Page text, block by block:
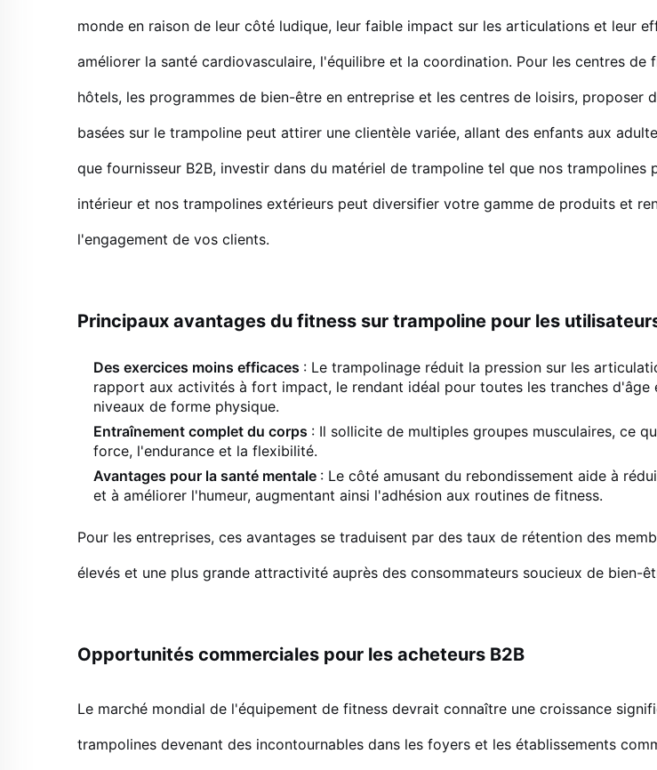
monde en raison de leur côté ludique, leur faible impact sur les articulations et leur
améliorer la santé cardiovasculaire, l'équilibre et la coordination. Pour les centres de
hôtels, les programmes de bien-être en entreprise et les centres de loisirs, proposer
basées sur le trampoline peut attirer une clientèle variée, allant des enfants aux
que fournisseur B2B, investir dans du matériel de trampoline tel que nos trampolines
intérieur et nos trampolines extérieurs peut diversifier votre gamme de produits et
l'engagement de vos clients.
Principaux avantages du fitness sur trampoline pour les
Des exercices moins efficaces : Le trampolinage réduit la pression sur les
rapport aux activités à fort impact, le rendant idéal pour toutes les tranches d'âge
niveaux de forme physique.
Entraînement complet du corps : Il sollicite de multiples groupes musculaires, ce
force, l'endurance et la flexibilité.
Avantages pour la santé mentale : Le côté amusant du rebondissement aide à
et à améliorer l'humeur, augmentant ainsi l'adhésion aux routines de fitness.
Pour les entreprises, ces avantages se traduisent par des taux de rétention des
élevés et une plus grande attractivité auprès des consommateurs soucieux de bien-
Opportunités commerciales pour les acheteurs B2B
Le marché mondial de l'équipement de fitness devrait connaître une croissance
trampolines devenant des incontournables dans les foyers et les établissements